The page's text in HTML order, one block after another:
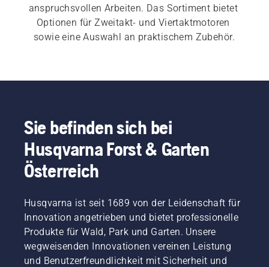
anspruchsvollen Arbeiten. Das Sortiment bietet
Optionen für Zweitakt- und Viertaktmotoren
sowie eine Auswahl an praktischem Zubehör.
Sie befinden sich bei
Husqvarna Forst & Garten
Österreich
Husqvarna ist seit 1689 von der Leidenschaft für
Innovation angetrieben und bietet professionelle
Produkte für Wald, Park und Garten. Unsere
wegweisenden Innovationen vereinen Leistung
und Benutzerfreundlichkeit mit Sicherheit und